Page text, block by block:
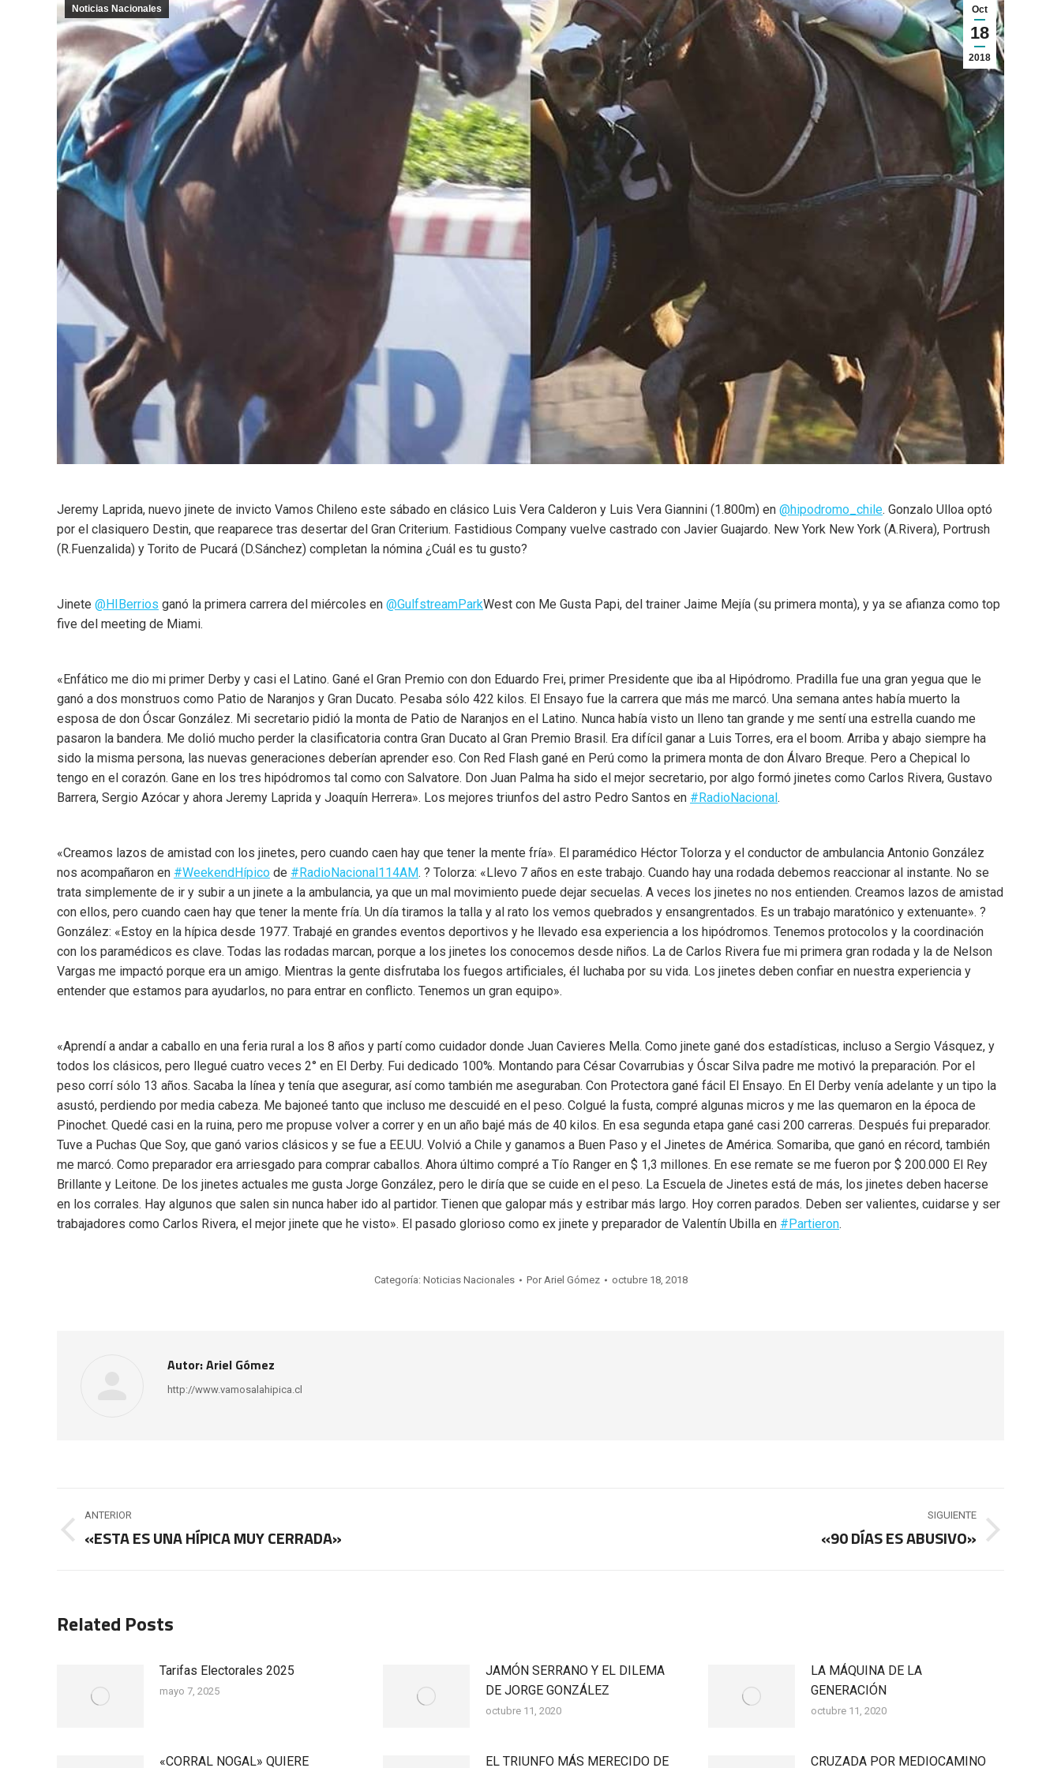
Oct
18
2018
Noticias Nacionales
Jeremy Laprida, nuevo jinete de invicto Vamos Chileno este sábado en clásico Luis Vera Calderon y Luis Vera Giannini (1.800m) en @hipodromo_chile. Gonzalo Ulloa optó
por el clasiquero Destin, que reaparece tras desertar del Gran Criterium. Fastidious Company vuelve castrado con Javier Guajardo. New York New York (A.Rivera), Portrush
(R.Fuenzalida) y Torito de Pucará (D.Sánchez) completan la nómina ¿Cuál es tu gusto?
Jinete @HIBerrios ganó la primera carrera del miércoles en @GulfstreamParkWest con Me Gusta Papi, del trainer Jaime Mejía (su primera monta), y ya se afianza como top
five del meeting de Miami.
«Enfático me dio mi primer Derby y casi el Latino. Gané el Gran Premio con don Eduardo Frei, primer Presidente que iba al Hipódromo. Pradilla fue una gran yegua que le
ganó a dos monstruos como Patio de Naranjos y Gran Ducato. Pesaba sólo 422 kilos. El Ensayo fue la carrera que más me marcó. Una semana antes había muerto la
esposa de don Óscar González. Mi secretario pidió la monta de Patio de Naranjos en el Latino. Nunca había visto un lleno tan grande y me sentí una estrella cuando me
pasaron la bandera. Me dolió mucho perder la clasificatoria contra Gran Ducato al Gran Premio Brasil. Era difícil ganar a Luis Torres, era el boom. Arriba y abajo siempre ha
sido la misma persona, las nuevas generaciones deberían aprender eso. Con Red Flash gané en Perú como la primera monta de don Álvaro Breque. Pero a Chepical lo
tengo en el corazón. Gane en los tres hipódromos tal como con Salvatore. Don Juan Palma ha sido el mejor secretario, por algo formó jinetes como Carlos Rivera, Gustavo
Barrera, Sergio Azócar y ahora Jeremy Laprida y Joaquín Herrera». Los mejores triunfos del astro Pedro Santos en #RadioNacional.
«Creamos lazos de amistad con los jinetes, pero cuando caen hay que tener la mente fría». El paramédico Héctor Tolorza y el conductor de ambulancia Antonio González
nos acompañaron en #WeekendHípico de #RadioNacional114AM. ? Tolorza: «Llevo 7 años en este trabajo. Cuando hay una rodada debemos reaccionar al instante. No se
trata simplemente de ir y subir a un jinete a la ambulancia, ya que un mal movimiento puede dejar secuelas. A veces los jinetes no nos entienden. Creamos lazos de amistad
con ellos, pero cuando caen hay que tener la mente fría. Un día tiramos la talla y al rato los vemos quebrados y ensangrentados. Es un trabajo maratónico y extenuante». ?
González: «Estoy en la hípica desde 1977. Trabajé en grandes eventos deportivos y he llevado esa experiencia a los hipódromos. Tenemos protocolos y la coordinación
con los paramédicos es clave. Todas las rodadas marcan, porque a los jinetes los conocemos desde niños. La de Carlos Rivera fue mi primera gran rodada y la de Nelson
Vargas me impactó porque era un amigo. Mientras la gente disfrutaba los fuegos artificiales, él luchaba por su vida. Los jinetes deben confiar en nuestra experiencia y
entender que estamos para ayudarlos, no para entrar en conflicto. Tenemos un gran equipo».
«Aprendí a andar a caballo en una feria rural a los 8 años y partí como cuidador donde Juan Cavieres Mella. Como jinete gané dos estadísticas, incluso a Sergio Vásquez, y
todos los clásicos, pero llegué cuatro veces 2° en El Derby. Fui dedicado 100%. Montando para César Covarrubias y Óscar Silva padre me motivó la preparación. Por el
peso corrí sólo 13 años. Sacaba la línea y tenía que asegurar, así como también me aseguraban. Con Protectora gané fácil El Ensayo. En El Derby venía adelante y un tipo la
asustó, perdiendo por media cabeza. Me bajoneé tanto que incluso me descuidé en el peso. Colgué la fusta, compré algunas micros y me las quemaron en la época de
Pinochet. Quedé casi en la ruina, pero me propuse volver a correr y en un año bajé más de 40 kilos. En esa segunda etapa gané casi 200 carreras. Después fui preparador.
Tuve a Puchas Que Soy, que ganó varios clásicos y se fue a EE.UU. Volvió a Chile y ganamos a Buen Paso y el Jinetes de América. Somariba, que ganó en récord, también
me marcó. Como preparador era arriesgado para comprar caballos. Ahora último compré a Tío Ranger en $ 1,3 millones. En ese remate se me fueron por $ 200.000 El Rey
Brillante y Leitone. De los jinetes actuales me gusta Jorge González, pero le diría que se cuide en el peso. La Escuela de Jinetes está de más, los jinetes deben hacerse
en los corrales. Hay algunos que salen sin nunca haber ido al partidor. Tienen que galopar más y estribar más largo. Hoy corren parados. Deben ser valientes, cuidarse y ser
trabajadores como Carlos Rivera, el mejor jinete que he visto». El pasado glorioso como ex jinete y preparador de Valentín Ubilla en #Partieron.
Categoría: Noticias Nacionales PorAriel Gómez octubre 18, 2018
Autor:Ariel Gómez
http://www.vamosalahipica.cl
Navegación
entre
ANTERIOR
Publicación
«ESTA ES UNA HÍPICA MUY CERRADA»
SIGUIENTE
«90 DÍAS ES ABUSIVO»
Related Posts
Tarifas Electorales 2025
mayo 7, 2025
JAMÓN SERRANO Y EL DILEMA
DE JORGE GONZÁLEZ
octubre 11, 2020
LA MÁQUINA DE LA
GENERACIÓN
octubre 11, 2020
«CORRAL NOGAL» QUIERE
EL TRIUNFO MÁS MERECIDO DE
CRUZADA POR MEDIOCAMINO